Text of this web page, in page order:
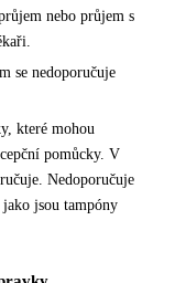
nebo průjem s
se nedoporučuje
které mohou
pomůcky. V
Nedoporučuje
jsou tampóny